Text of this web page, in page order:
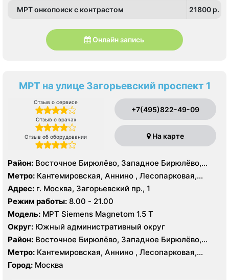
МРТ онкопоиск с контрастом 21800 p.
Онлайн запись
МРТ на улице Загорьевский проспект 1
Отзыв о сервисе
Отзыв о врачах
Отзыв об оборудовании
+7(495)822-49-09
На карте
Район: Восточное Бирюлёво, Западное Бирюлёво,
Москворечье-Сабурово, Северное Орехово-Борисово,
Южное Орехово-Борисово, Царицыно, Северное
Чертаново, Центральное Чертаново, Южное Чертаново
, Южное Чертаново , Северное Бутово
Метро: Кантемировская, Аннино , Лесопарковая,
Пражская, Улица Академика Янгеля, Улица
Старокачаловская, Царицыно, Южная
Адрес: г. Москва, Загорьевский пр., 1
Режим работы: 8.00 - 21.00
Модель: МРТ Siemens Magnetom 1.5 Т
Округ: Южный административный округ
Район: Восточное Бирюлёво, Западное Бирюлёво,
Москворечье-Сабурово, Северное Орехово-Борисово,
Южное Орехово-Борисово, Царицыно, Северное
Чертаново, Центральное Чертаново, Южное Чертаново
Метро: Кантемировская, Аннино , Лесопарковая,
Пражская, Улица Академика Янгеля, Улица
Старокачаловская, Царицыно, Южная
Город: Москва